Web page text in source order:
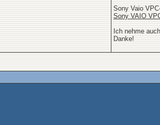
Sony Vaio
Sony VAIO
Ich nehme
Danke!